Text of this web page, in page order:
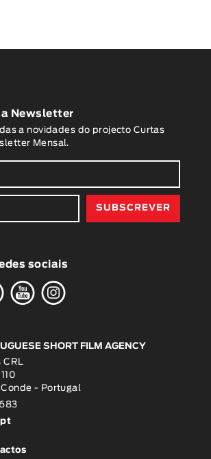
Newsletter
a novidades do projecto Curtas
Mensal.
sociais
OK
SHORT FILM AGENCY
CRL
- Portugal